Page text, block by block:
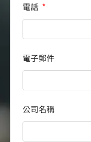
電話
電子郵件
公司名稱